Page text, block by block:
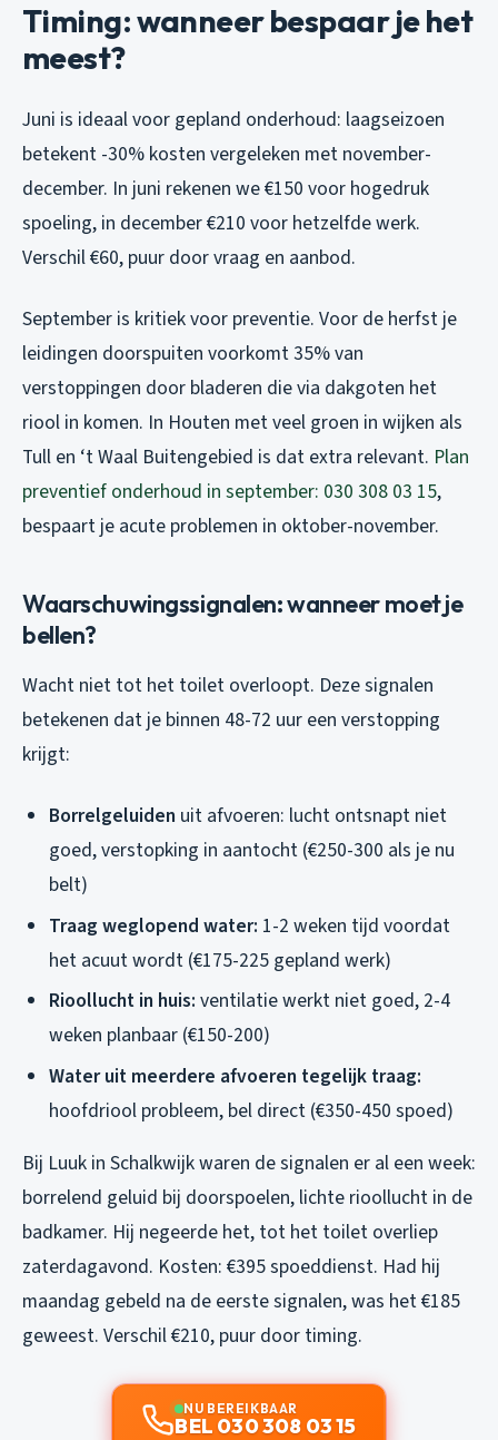
Timing: wanneer bespaar je het
meest?
Juni is ideaal voor gepland onderhoud: laagseizoen
betekent -30% kosten vergeleken met november-
december. In juni rekenen we €150 voor hogedruk
spoeling, in december €210 voor hetzelfde werk.
Verschil €60, puur door vraag en aanbod.
September is kritiek voor preventie. Voor de herfst je
leidingen doorspuiten voorkomt 35% van
verstoppingen door bladeren die via dakgoten het
riool in komen. In Houten met veel groen in wijken als
Tull en ‘t Waal Buitengebied is dat extra relevant. Plan
preventief onderhoud in september: 030 308 03 15,
bespaart je acute problemen in oktober-november.
Waarschuwingssignalen: wanneer moet je
bellen?
Wacht niet tot het toilet overloopt. Deze signalen
betekenen dat je binnen 48-72 uur een verstopping
krijgt:
Borrelgeluiden uit afvoeren: lucht ontsnapt niet
goed, verstopking in aantocht (€250-300 als je nu
belt)
Traag weglopend water: 1-2 weken tijd voordat
het acuut wordt (€175-225 gepland werk)
Rioollucht in huis: ventilatie werkt niet goed, 2-4
weken planbaar (€150-200)
Water uit meerdere afvoeren tegelijk traag:
hoofdriool probleem, bel direct (€350-450 spoed)
Bij Luuk in Schalkwijk waren de signalen er al een week:
borrelend geluid bij doorspoelen, lichte rioollucht in de
badkamer. Hij negeerde het, tot het toilet overliep
zaterdagavond. Kosten: €395 spoeddienst. Had hij
maandag gebeld na de eerste signalen, was het €185
geweest. Verschil €210, puur door timing.
NU BEREIKBAAR
BEL 030 308 03 15